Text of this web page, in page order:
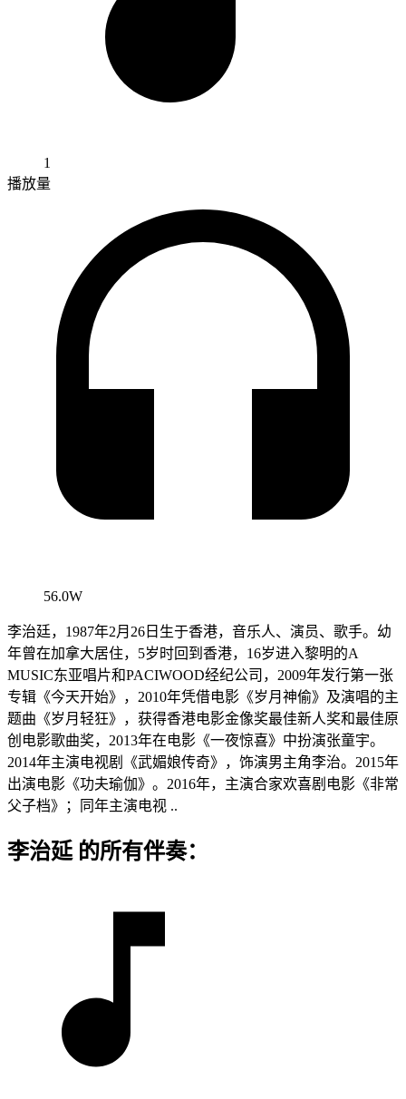
1
播放量
56.0W
李治廷，1987年2月26日生于香港，音乐人、演员、歌手。幼
年曾在加拿大居住，5岁时回到香港，16岁进入黎明的A
MUSIC东亚唱片和PACIWOOD经纪公司，2009年发行第一张
专辑《今天开始》，2010年凭借电影《岁月神偷》及演唱的主
题曲《岁月轻狂》，获得香港电影金像奖最佳新人奖和最佳原
创电影歌曲奖，2013年在电影《一夜惊喜》中扮演张童宇。
2014年主演电视剧《武媚娘传奇》，饰演男主角李治。2015年
出演电影《功夫瑜伽》。2016年，主演合家欢喜剧电影《非常
父子档》；同年主演电视 ..
李治延 的所有伴奏：